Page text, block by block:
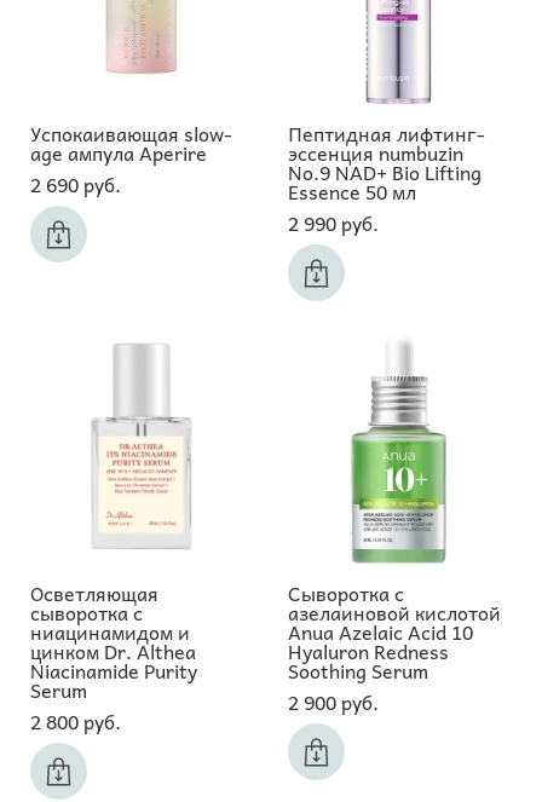
Успокаивающая slow-
age ампула Aperire
2 690 pуб.
Пептидная лифтинг-
эссенция numbuzin
No.9 NAD+ Bio Lifting
Essence 50 мл
2 990 pуб.
Осветляющая
сыворотка с
ниацинамидом и
цинком Dr. Althea
Niacinamide Purity
Serum
2 800 pуб.
Сыворотка с
азелаиновой кислотой
Anua Azelaic Acid 10
Hyaluron Redness
Soothing Serum
2 900 pуб.